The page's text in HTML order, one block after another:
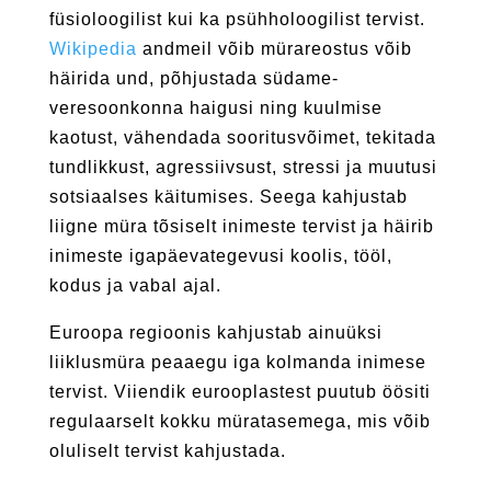
füsioloogilist kui ka psühholoogilist tervist.
Wikipedia andmeil võib mürareostus võib
häirida und, põhjustada südame-
veresoonkonna haigusi ning kuulmise
kaotust, vähendada sooritusvõimet, tekitada
tundlikkust, agressiivsust, stressi ja muutusi
sotsiaalses käitumises. Seega kahjustab
liigne müra tõsiselt inimeste tervist ja häirib
inimeste igapäevategevusi koolis, tööl,
kodus ja vabal ajal.
Euroopa regioonis kahjustab ainuüksi
liiklusmüra peaaegu iga kolmanda inimese
tervist. Viiendik eurooplastest puutub öösiti
regulaarselt kokku müratasemega, mis võib
oluliselt tervist kahjustada.